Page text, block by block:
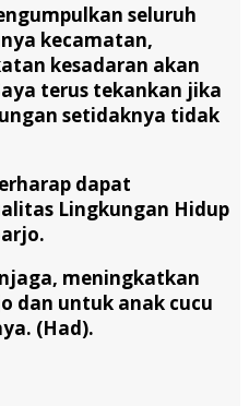
seluruh
kecamatan,
kesadaran akan
terus tekankan jika
setidaknya tidak
dapat
Lingkungan Hidup
meningkatkan
dan untuk anak cucu
(Had).